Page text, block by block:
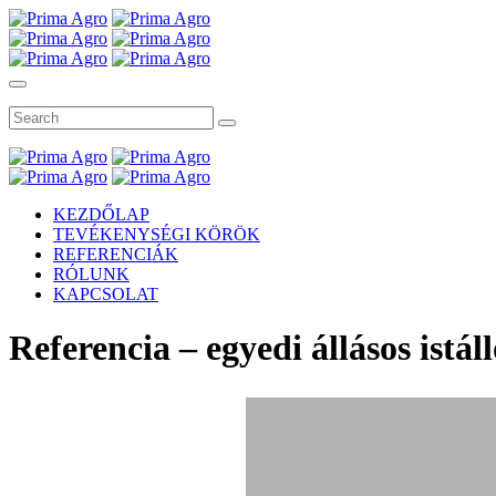
KEZDŐLAP
TEVÉKENYSÉGI KÖRÖK
REFERENCIÁK
RÓLUNK
KAPCSOLAT
Referencia – egyedi állásos